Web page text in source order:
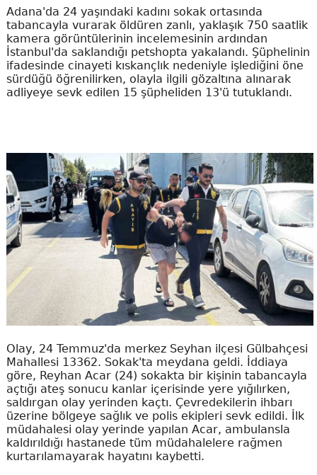
Adana'da 24 yaşındaki kadını sokak ortasında
tabancayla vurarak öldüren zanlı, yaklaşık 750 saatlik
kamera görüntülerinin incelemesinin ardından
İstanbul'da saklandığı petshopta yakalandı. Şüphelinin
ifadesinde cinayeti kıskançlık nedeniyle işlediğini öne
sürdüğü öğrenilirken, olayla ilgili gözaltına alınarak
adliyeye sevk edilen 15 şüpheliden 13'ü tutuklandı.
Olay, 24 Temmuz'da merkez Seyhan ilçesi Gülbahçesi
Mahallesi 13362. Sokak'ta meydana geldi. İddiaya
göre, Reyhan Acar (24) sokakta bir kişinin tabancayla
açtığı ateş sonucu kanlar içerisinde yere yığılırken,
saldırgan olay yerinden kaçtı. Çevredekilerin ihbarı
üzerine bölgeye sağlık ve polis ekipleri sevk edildi. İlk
müdahalesi olay yerinde yapılan Acar, ambulansla
kaldırıldığı hastanede tüm müdahalelere rağmen
kurtarılamayarak hayatını kaybetti.